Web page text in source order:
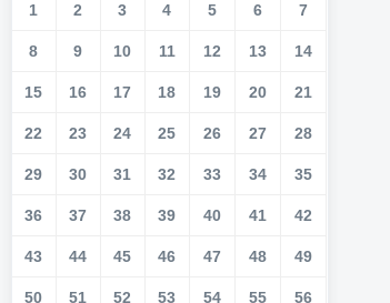
1 2 3 4 5 6 7
8 9 10 11 12 13 14
15 16 17 18 19 20 21
22 23 24 25 26 27 28
29 30 31 32 33 34 35
36 37 38 39 40 41 42
43 44 45 46 47 48 49
50 51 52 53 54 55 56